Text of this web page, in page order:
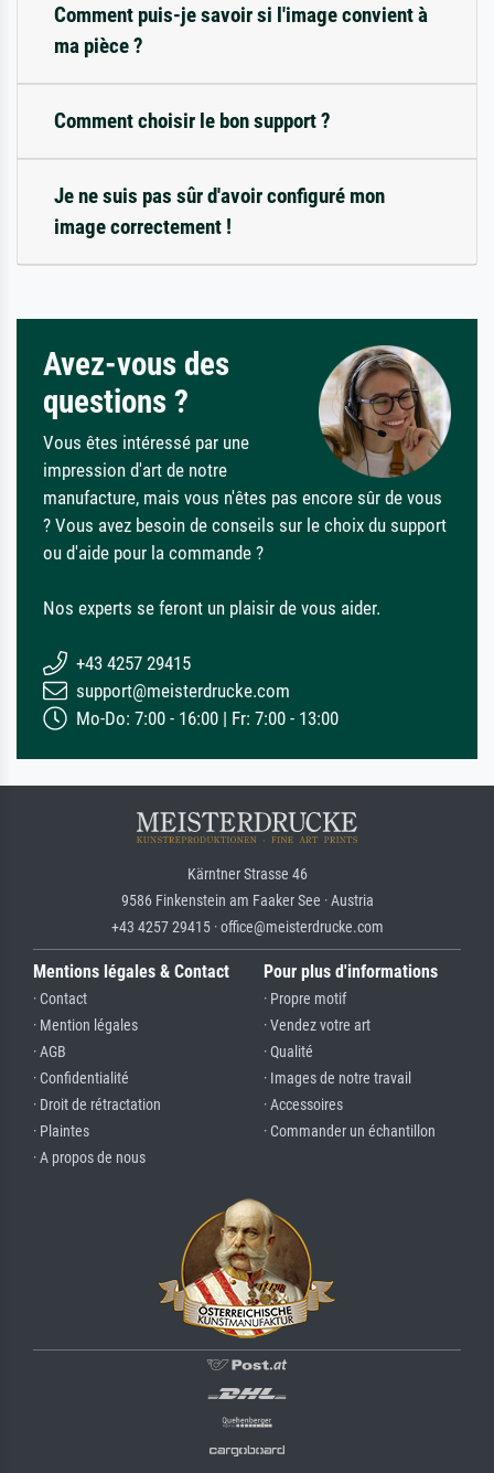
Comment puis-je savoir si l'image convient à
ma pièce ?
Comment choisir le bon support ?
Je ne suis pas sûr d'avoir configuré mon
image correctement !
Avez-vous des
questions ?
Vous êtes intéressé par une
impression d'art de notre
manufacture, mais vous n'êtes pas encore sûr de vous
? Vous avez besoin de conseils sur le choix du support
ou d'aide pour la commande ?
Nos experts se feront un plaisir de vous aider.
+43 4257 29415
support@meisterdrucke.com
Mo-Do: 7:00 - 16:00 | Fr: 7:00 - 13:00
Kärntner Strasse 46
9586 Finkenstein am Faaker See · Austria
+43 4257 29415 · office@meisterdrucke.com
Mentions légales & Contact
· Contact
· Mention légales
· AGB
· Confidentialité
· Droit de rétractation
· Plaintes
· A propos de nous
Pour plus d'informations
· Propre motif
· Vendez votre art
· Qualité
· Images de notre travail
· Accessoires
· Commander un échantillon